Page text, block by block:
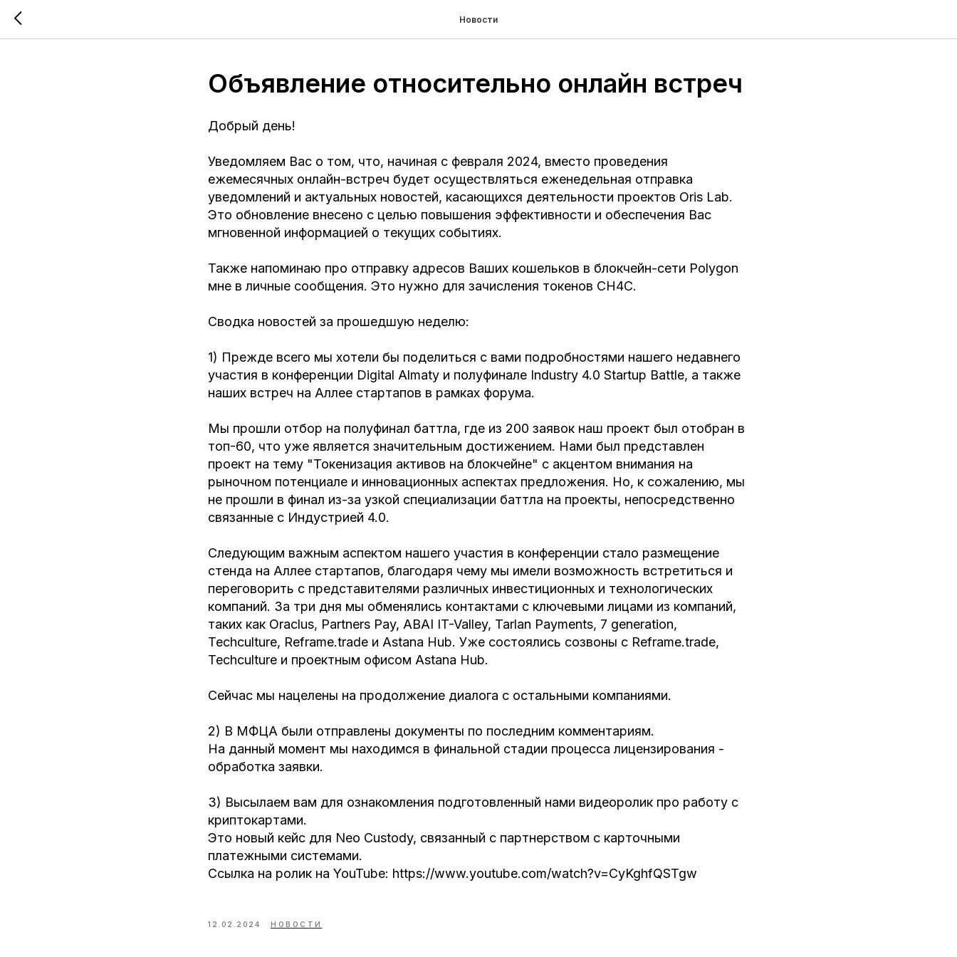
Новости
Объявление относительно онлайн встреч
Добрый день!
Уведомляем Вас о том, что, начиная с февраля 2024, вместо проведения
ежемесячных онлайн-встреч будет осуществляться еженедельная отправка
уведомлений и актуальных новостей, касающихся деятельности проектов Oris Lab.
Это обновление внесено с целью повышения эффективности и обеспечения Вас
мгновенной информацией о текущих событиях.
Также напоминаю про отправку адресов Ваших кошельков в блокчейн-сети Polygon
мне в личные сообщения. Это нужно для зачисления токенов CH4C.
Сводка новостей за прошедшую неделю:
1) Прежде всего мы хотели бы поделиться с вами подробностями нашего недавнего
участия в конференции Digital Almaty и полуфинале Industry 4.0 Startup Battle, а также
наших встреч на Аллее стартапов в рамках форума.
Мы прошли отбор на полуфинал баттла, где из 200 заявок наш проект был отобран в
топ-60, что уже является значительным достижением. Нами был представлен
проект на тему "Токенизация активов на блокчейне" с акцентом внимания на
рыночном потенциале и инновационных аспектах предложения. Но, к сожалению, мы
не прошли в финал из-за узкой специализации баттла на проекты, непосредственно
связанные с Индустрией 4.0.
Следующим важным аспектом нашего участия в конференции стало размещение
стенда на Аллее стартапов, благодаря чему мы имели возможность встретиться и
переговорить с представителями различных инвестиционных и технологических
компаний. За три дня мы обменялись контактами с ключевыми лицами из компаний,
таких как Oraclus, Partners Pay, ABAI IT-Valley, Tarlan Payments, 7 generation,
Techculture, Reframe.trade и Astana Hub. Уже состоялись созвоны с Reframe.trade,
Techculture и проектным офисом Astana Hub.
Сейчас мы нацелены на продолжение диалога с остальными компаниями.
2) В МФЦА были отправлены документы по последним комментариям.
На данный момент мы находимся в финальной стадии процесса лицензирования -
обработка заявки.
3) Высылаем вам для ознакомления подготовленный нами видеоролик про работу с
криптокартами.
Это новый кейс для Neo Custody, связанный с партнерством с карточными
платежными системами.
Ссылка на ролик на YouTube: https://www.youtube.com/watch?v=CyKghfQSTgw
12.02.2024 НОВОСТИ